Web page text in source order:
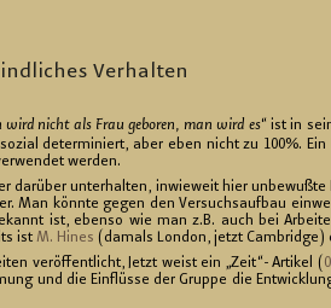
Ver­hal­ten
wird nicht als Frau ge­bo­ren, man wird es“ ist in
de­ter­mi­niert, aber eben nicht zu 100%.
wer­den.
dar­über un­ter­hal­ten, in­wie­weit hier
Man könn­te gegen den Ver­suchs­auf­bau
ist, eben­so wie man z.B. auch bei
ist M. Hines (da­mals Lon­don, jetzt Cam­bridge)
ver­öf­fent­licht, Jetzt weist ein „Zeit“- Ar­ti­kel (
und die Ein­flüs­se der Grup­pe die